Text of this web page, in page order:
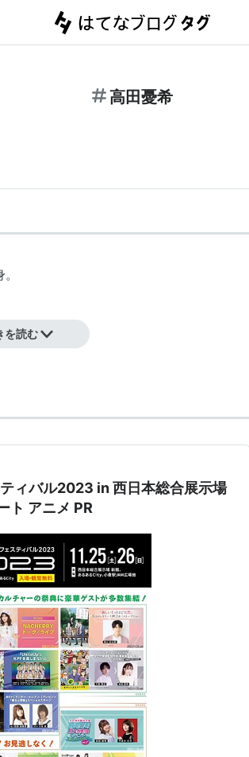
高田憂希
を読む
ィバル2023 in 西日本総合展示場
ト アニメ PR